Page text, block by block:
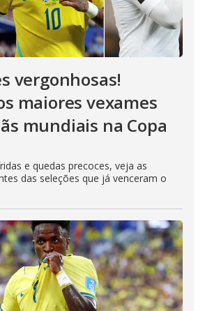
vergonhosas!
maiores vexames
mundiais na Copa
e quedas precoces, veja as
das seleções que já venceram o